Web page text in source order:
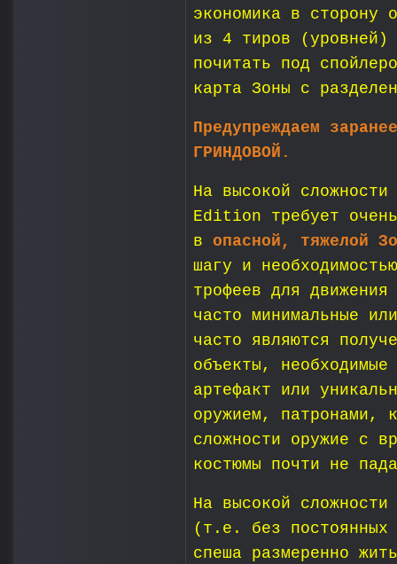
экономика в сторону
из 4 тиров (уровней)
почитать под
карта Зоны с
Предупреждаем
ГРИНДОВОЙ.
На высокой
Edition требует
в опасной, тяжелой
шагу и
трофеев для
часто минимальные
часто являются
объекты,
артефакт или
оружием, патронами,
сложности оружие с
костюмы почти не
На высокой
(т.е. без постоянных
спеша размеренно